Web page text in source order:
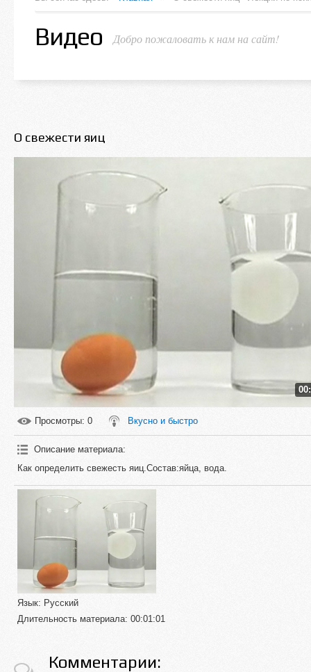
Видео Добро пожаловать к нам на сайт!
О свежести яиц
Просмотры: 0 Вкусно и быстро
Описание материала:
Как определить свежесть яиц.Состав:яйца, вода.
Язык: Русский
Длительность материала: 00:01:01
Комментарии: